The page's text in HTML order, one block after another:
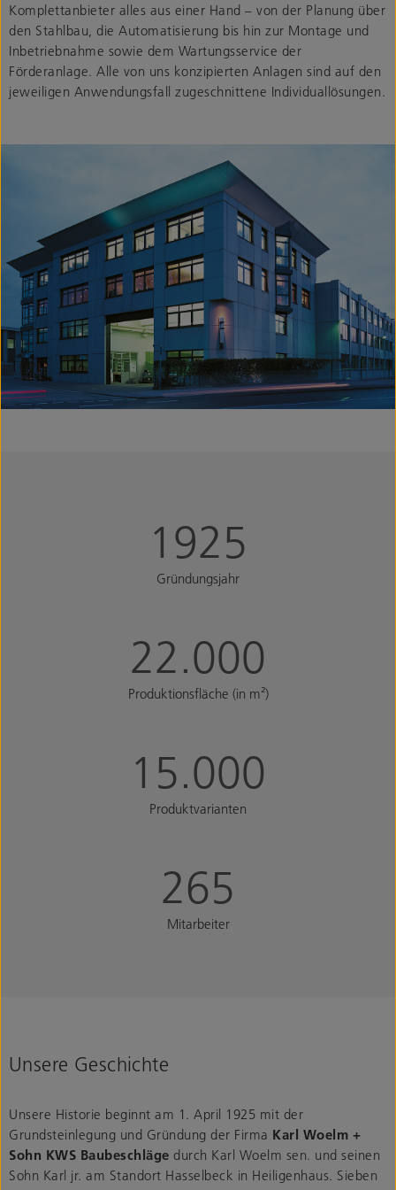
Komplettanbieter alles aus einer Hand – von der Planung über
den Stahlbau, die Automatisierung bis hin zur Montage und
Inbetriebnahme sowie dem Wartungsservice der
Förderanlage. Alle von uns konzipierten Anlagen sind auf den
jeweiligen Anwendungsfall zugeschnittene Individuallösungen.
1925
Gründungsjahr
22.000
Produktionsfläche (in m²)
15.000
Produktvarianten
265
Mitarbeiter
Unsere Geschichte
Unsere Historie beginnt am 1. April 1925 mit der
Grundsteinlegung und Gründung der Firma Karl Woelm +
Sohn KWS Baubeschläge durch Karl Woelm sen. und seinen
Sohn Karl jr. am Standort Hasselbeck in Heiligenhaus. Sieben